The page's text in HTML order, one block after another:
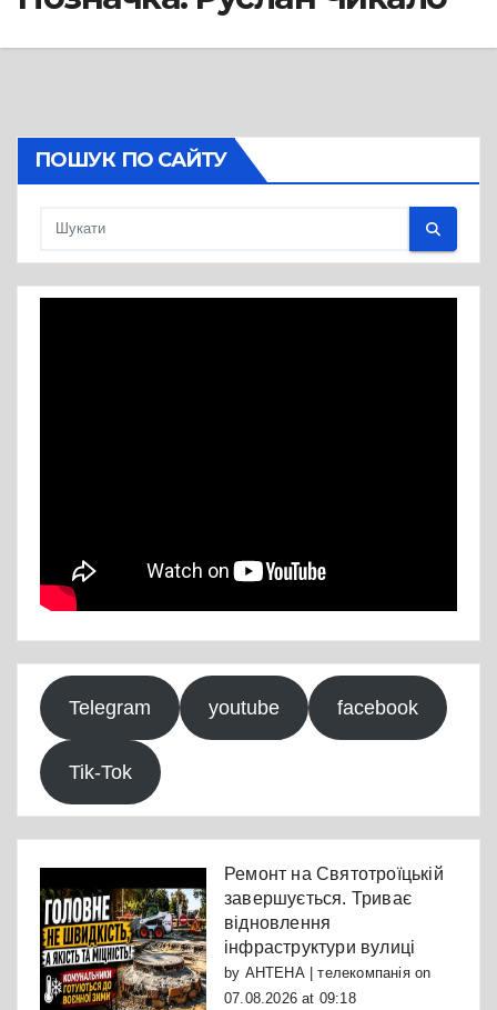
ПОШУК ПО САЙТУ
Telegram youtube facebook
Tik-Tok
Ремонт на Святотроїцькій
завершується. Триває
відновлення
інфраструктури вулиці
by АНТЕНА | телекомпаніяon
07.08.2026 at 09:18